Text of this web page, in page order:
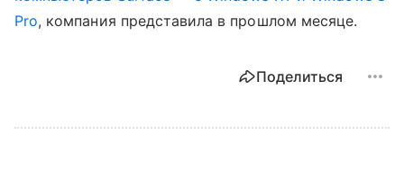
Pro, компания представила в прошлом месяце.
Поделиться